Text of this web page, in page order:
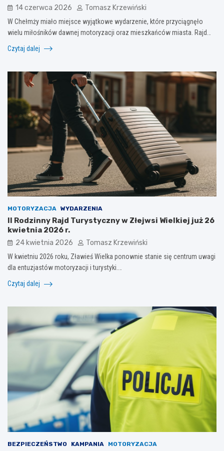
14 czerwca 2026 Tomasz Krzewiński
W Chełmży miało miejsce wyjątkowe wydarzenie, które przyciągnęło
wielu miłośników dawnej motoryzacji oraz mieszkańców miasta. Rajd…
Czytaj dalej
MOTORYZACJA WYDARZENIA
II Rodzinny Rajd Turystyczny w Złejwsi Wielkiej już 26
kwietnia 2026 r.
24 kwietnia 2026 Tomasz Krzewiński
W kwietniu 2026 roku, Zławieś Wielka ponownie stanie się centrum uwagi
dla entuzjastów motoryzacji i turystyki.…
Czytaj dalej
BEZPIECZEŃSTWO KAMPANIA MOTORYZACJA